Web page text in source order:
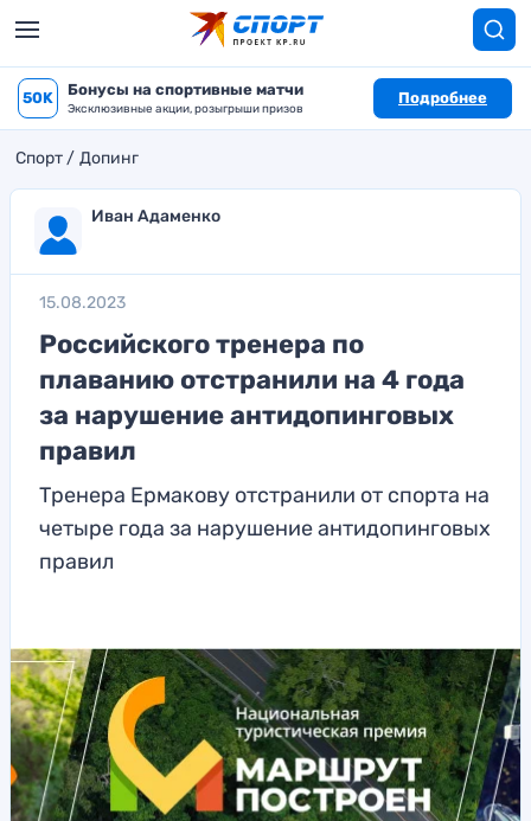
50K Бонусы на спортивные матчи
Эксклюзивные акции, розыгрыши призов
Подробнее
Спорт Допинг
Иван Адаменко
15.08.2023
Российского тренера по
плаванию отстранили на 4 года
за нарушение антидопинговых
правил
Тренера Ермакову отстранили от спорта на
четыре года за нарушение антидопинговых
правил